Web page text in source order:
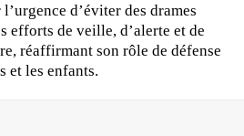
d’éviter des drames
efforts de veille, d’alerte et de
réaffirmant son rôle de défense
et les enfants.